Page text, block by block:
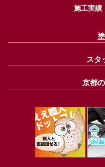
施工実績
スタ
京都